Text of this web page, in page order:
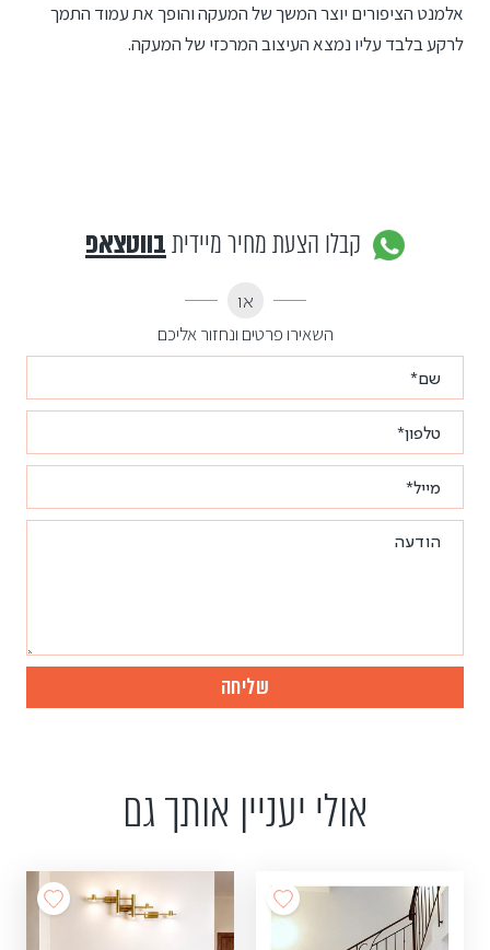
אלמנט הציפורים יוצר המשך של המעקה והופך את עמוד התמך
לרקע בלבד עליו נמצא העיצוב המרכזי של המעקה.
קבלו הצעת מחיר מיידיתבווטצאפ
או
השאירו פרטים ונחזור אליכם
אולי יעניין אותך גם